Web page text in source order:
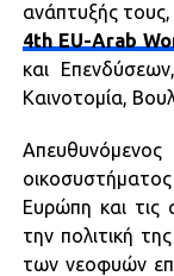
ανάπτυξής
4th EU-Arab
και
Καινοτομία,
Ευρώπη και τις
την πολιτική
των νεοφυών